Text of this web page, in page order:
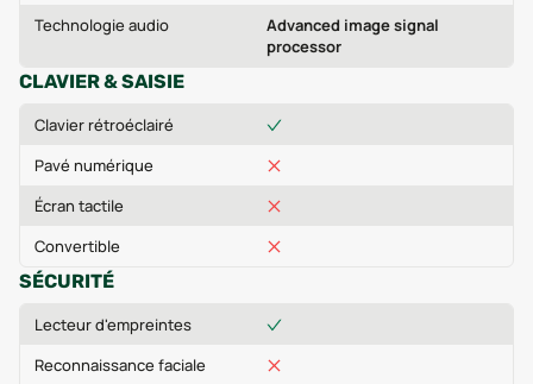
Technologie audio
Advanced image signal
processor
CLAVIER & SAISIE
Clavier rétroéclairé
Pavé numérique
Écran tactile
Convertible
SÉCURITÉ
Lecteur d'empreintes
Reconnaissance faciale